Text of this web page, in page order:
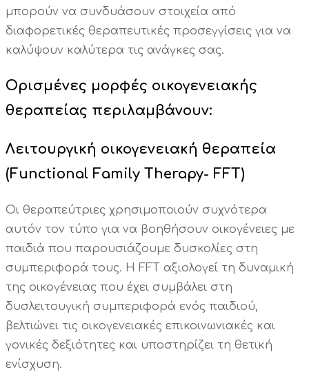
μπορούν να συνδυάσουν στοιχεία από
διαφορετικές θεραπευτικές προσεγγίσεις για να
καλύψουν καλύτερα τις ανάγκες σας.
Ορισμένες μορφές οικογενειακής
θεραπείας περιλαμβάνουν:
Λειτουργική οικογενειακή θεραπεία
(Functional Family Therapy- FFT)
Οι θεραπεύτριες χρησιμοποιούν συχνότερα
αυτόν τον τύπο για να βοηθήσουν οικογένειες με
παιδιά που παρουσιάζουμε δυσκολίες στη
συμπεριφορά τους. Η FFT αξιολογεί τη δυναμική
της οικογένειας που έχει συμβάλει στη
δυσλειτουγική συμπεριφορά ενός παιδιού,
βελτιώνει τις οικογενειακές επικοινωνιακές και
γονικές δεξιότητες και υποστηρίζει τη θετική
ενίσχυση.